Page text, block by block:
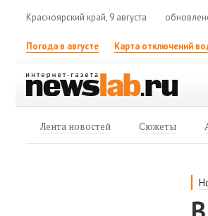
Красноярский край, 9 августа
Погода в августе Карта отключений
Лента новостей Сюжеты